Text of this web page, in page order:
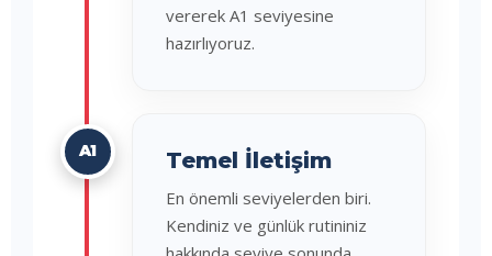
vererek A1 seviyesine
hazırlıyoruz.
A1 Temel İletişim
En önemli seviyelerden biri.
Kendiniz ve günlük rutininiz